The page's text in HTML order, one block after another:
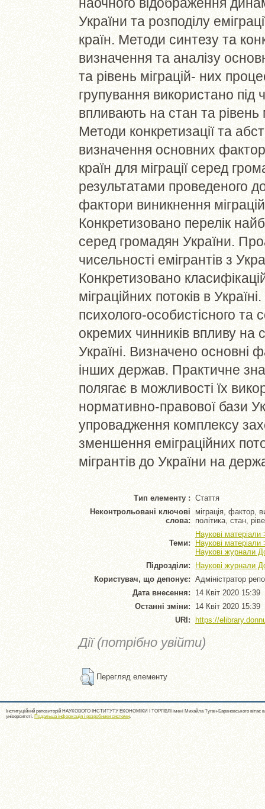
України та розподілу
країн. Методи синтезу та
визначення та аналізу
та рівень міграцій- них
групування використано
впливають на стан та рівень
Методи конкретизації та
визначення основних
країн для міграції серед
результатами проведеного
фактори виникнення
Конкретизовано перелік
серед громадян України.
чисельності емігрантів з
Конкретизовано
міграційних потоків в
психолого-особистісного та
окремих чинників впливу на
Україні. Визначено основні
інших держав. Практичне
полягає в можливості їх
нормативно-правової бази
упровадження комплексу
зменшення еміграційних
мігрантів до України на
Тип елементу : Стаття
Неконтрольовані ключові
слова:
міграція, фактор,
політика, стан,
Теми:
Наукові
Наукові
Наукові журнали
Підрозділи:
Наукові журнали
Користувач, що депонує: Адміністратор
Дата внесення: 14 Квіт 2020 15:39
Останні зміни: 14 Квіт 2020 15:39
URI:
https://
Дії (потрібно увійти)
Перегляд елементу
Інституційний репозиторій НАУКОВОГО ІНСТИТУТУ ЕКОНОМІКИ І ТОРГІВЛІ імені Михайла Туган-Барановського вітає
університеті. Подальша інформація і розробники системи